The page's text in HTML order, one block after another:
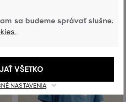
sa budeme správať slušne.
NASTAVENIA
VŠETKO